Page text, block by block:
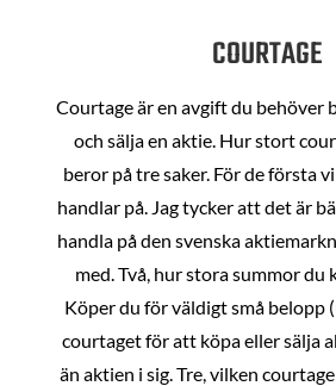
COURTAGE
Courtage är en avgift du behöver
och sälja en aktie. Hur stort
beror på tre saker. För de första
handlar på. Jag tycker att det är
handla på den svenska
med. Två, hur stora summor du
Köper du för väldigt små belopp
courtaget för att köpa eller sälja
än aktien i sig. Tre, vilken